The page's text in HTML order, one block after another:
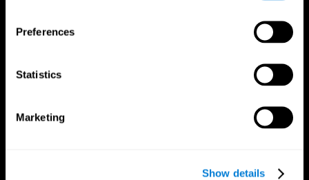
Preferences
Statistics
Marketing
Show details